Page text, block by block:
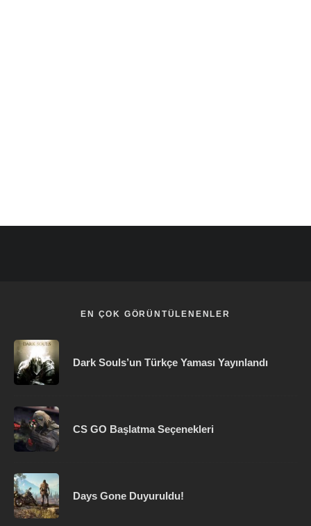
EN ÇOK GÖRÜNTÜLENENLER
Dark Souls’un Türkçe Yaması Yayınlandı
CS GO Başlatma Seçenekleri
Days Gone Duyuruldu!